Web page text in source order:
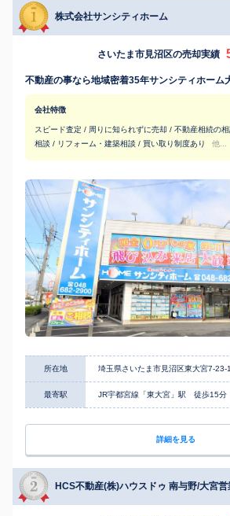
株式会社サンシティホーム
さいたま市見沼区の売却実績
不動産の事なら地域密着35年サンシティホーム
会社特徴
スピード査定 / 周りに知られずに売却 / 不動産相続の
相談 / リフォーム・建築相談 / 買い取り制度あり
他...
所在地 埼玉県さいたま市見沼区東大宮7-23-1
最寄駅 JR宇都宮線「東大宮」駅 徒歩15分
詳細を見る
HCS不動産(株)ハウスドゥ 南与野/大宮営